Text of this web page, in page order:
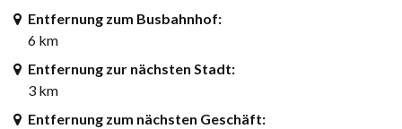
Entfernung zum Busbahnhof:
6 km
Entfernung zur nächsten Stadt:
3 km
Entfernung zum nächsten Geschäft: